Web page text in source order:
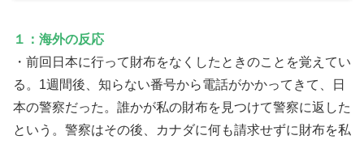
１：海外の反応
・前回日本に行って財布をなくしたときのことを覚えてい
る。1週間後、知らない番号から電話がかかってきて、日
本の警察だった。誰かが私の財布を見つけて警察に返した
という。警察はその後、カナダに何も請求せずに財布を私